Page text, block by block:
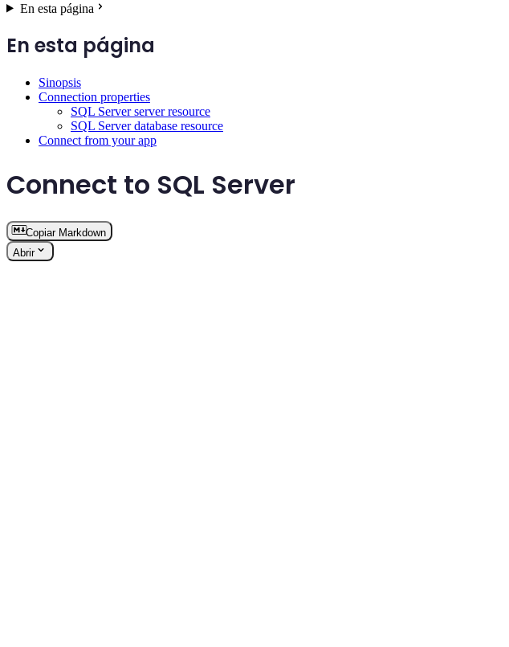
En esta página
En esta página
Sinopsis
Connection properties
SQL Server server resource
SQL Server database resource
Connect from your app
Connect to SQL Server
Copiar Markdown
Abrir